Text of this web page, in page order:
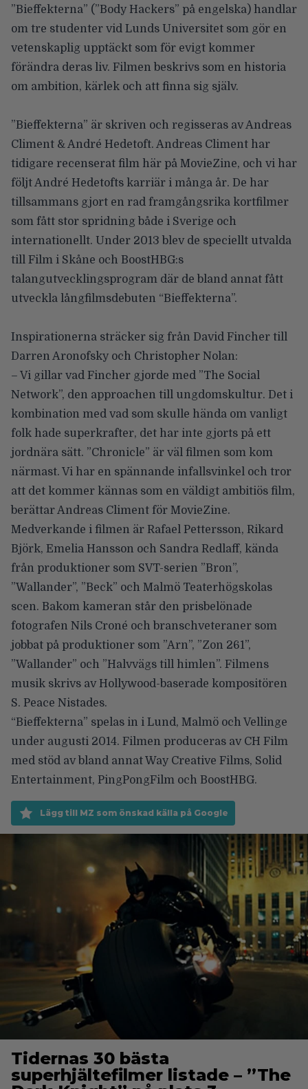
”Bieffekterna” (”Body Hackers” på engelska) handlar
om tre studenter vid Lunds Universitet som gör en
vetenskaplig upptäckt som för evigt kommer
förändra deras liv. Filmen beskrivs som en historia
om ambition, kärlek och att finna sig själv.
”Bieffekterna” är skriven och regisseras av Andreas
Climent & André Hedetoft. Andreas Climent har
tidigare recenserat film här på MovieZine, och vi har
följt André Hedetofts karriär i många år. De har
tillsammans gjort en rad framgångsrika kortfilmer
som fått stor spridning både i Sverige och
internationellt. Under 2013 blev de speciellt utvalda
till Film i Skåne och BoostHBG:s
talangutvecklingsprogram där de bland annat fått
utveckla långfilmsdebuten “Bieffekterna”.
Inspirationerna sträcker sig från David Fincher till
Darren Aronofsky och Christopher Nolan:
– Vi gillar vad Fincher gjorde med ”The Social
Network”, den approachen till ungdomskultur. Det i
kombination med vad som skulle hända om vanligt
folk hade superkrafter, det har inte gjorts på ett
jordnära sätt. ”Chronicle” är väl filmen som kom
närmast. Vi har en spännande infallsvinkel och tror
att det kommer kännas som en väldigt ambitiös film,
berättar Andreas Climent för MovieZine.
Medverkande i filmen är Rafael Pettersson, Rikard
Björk, Emelia Hansson och Sandra Redlaff, kända
från produktioner som SVT-serien ”Bron”,
”Wallander”, ”Beck” och Malmö Teaterhögskolas
scen. Bakom kameran står den prisbelönade
fotografen Nils Croné och branschveteraner som
jobbat på produktioner som ”Arn”, ”Zon 261”,
”Wallander” och ”Halvvägs till himlen”. Filmens
musik skrivs av Hollywood-baserade kompositören
S. Peace Nistades.
“Bieffekterna” spelas in i Lund, Malmö och Vellinge
under augusti 2014. Filmen produceras av CH Film
med stöd av bland annat Way Creative Films, Solid
Entertainment, PingPongFilm och BoostHBG.
Lägg till MZ som önskad källa på Google
Tidernas 30 bästa
superhjältefilmer listade – ”The